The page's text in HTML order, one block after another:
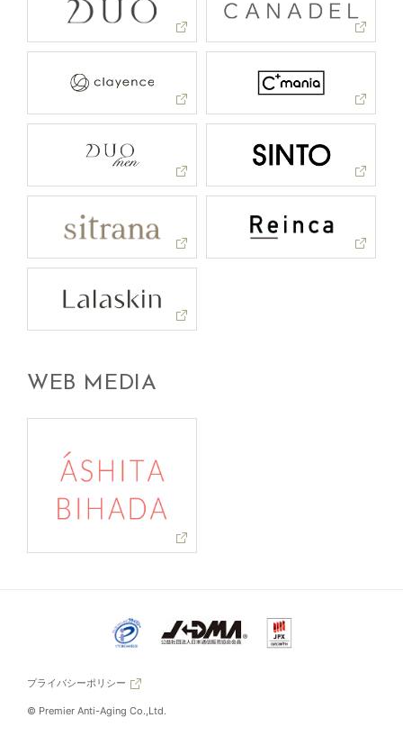
WEB MEDIA
プライバシーポリシー
© Premier Anti-Aging Co.,Ltd.